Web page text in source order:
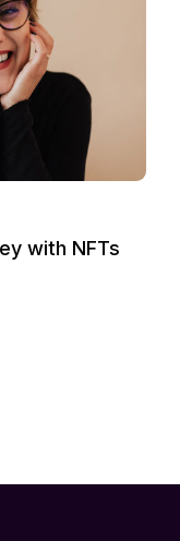
with NFTs